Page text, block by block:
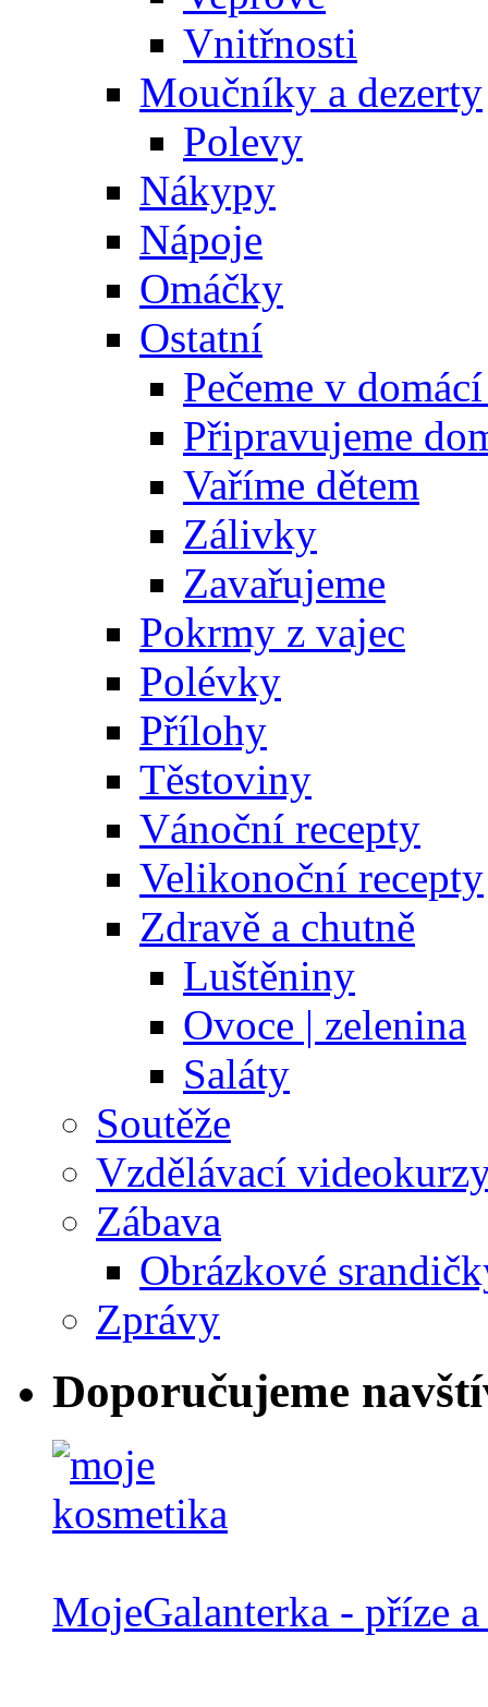
Vnitřnosti
Moučníky a dezerty
Polevy
Nákypy
Nápoje
Omáčky
Ostatní
Pečeme v
Připravujeme
Vaříme dětem
Zálivky
Zavařujeme
Pokrmy z vajec
Polévky
Přílohy
Těstoviny
Vánoční recepty
Velikonoční recepty
Zdravě a chutně
Luštěniny
Ovoce | zelenina
Saláty
Soutěže
Vzdělávací
Zábava
Obrázkové
Zprávy
Doporučujeme
MojeGalanterka - příze